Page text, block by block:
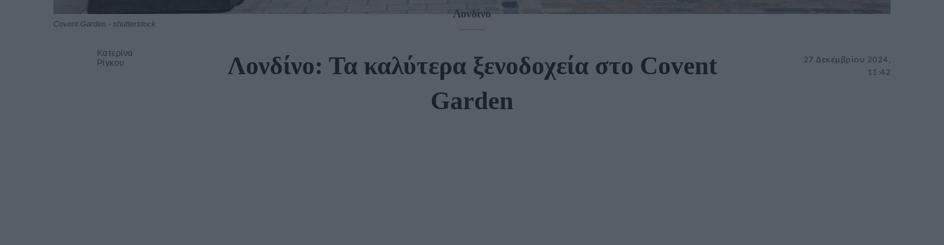
Covent Garden - shutterstock
Κατερίνα
Ρίγκου
Λονδίνο
Λονδίνο: Τα καλύτερα ξενοδοχεία στο Covent
Garden
27 Δεκεμβρίου 2024,
11:42